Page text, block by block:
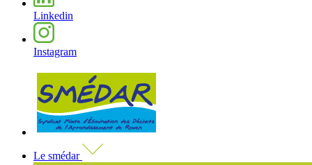
Linkedin
Instagram
Le smédar